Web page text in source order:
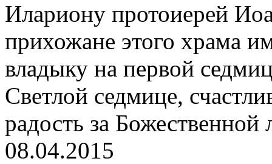
Илариону протоиерей
прихожане этого храма
владыку на первой
Светлой седмице,
радость за Божественной
08.04.2015